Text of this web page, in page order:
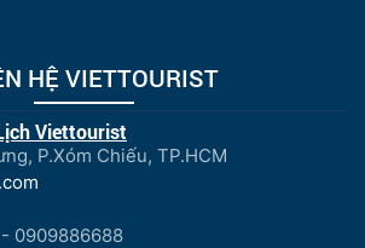
HỆ VIETTOURIST
Viettourist
P.Xóm Chiếu, TP.HCM
0909886688